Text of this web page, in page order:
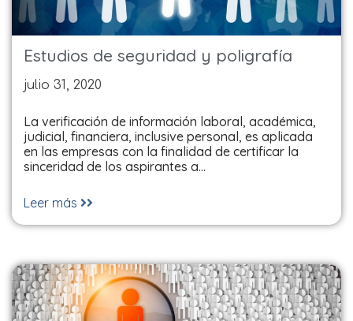
Estudios de seguridad y poligrafía
julio 31, 2020
La verificación de información laboral, académica,
judicial, financiera, inclusive personal, es aplicada
en las empresas con la finalidad de certificar la
sinceridad de los aspirantes a…
Leer más